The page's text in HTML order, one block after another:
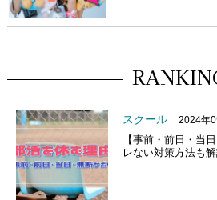
スクール 2024年
【事前・前日・当
レない対策方法も